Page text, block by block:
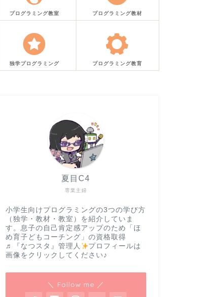
プログラミング教室 プログラミング教材
独学プログラミング プログラミング教育
専業主婦
夏目C4
小学生向けプログラミングの3つの学び方
（独学・教材・教室）を紹介していま
す。息子の自己肯定感アップのため「ほ
め育子どもコーチング」の資格取得
♬『なつスタ』管理人
プロフィールは
画像をクリックしてください♪
＼ Follow me ／